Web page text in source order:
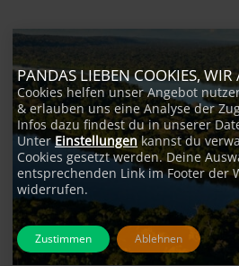
PANDAS LIEBEN COOKIES, WIR
Cookies helfen unser Angebot
& erlauben uns eine Analyse der
Infos dazu findest du in unserer
UnterEinstellungen kannst du
Cookies gesetzt werden. Deine
entsprechenden Link im Footer der
widerrufen.
Zustimmen Ablehnen